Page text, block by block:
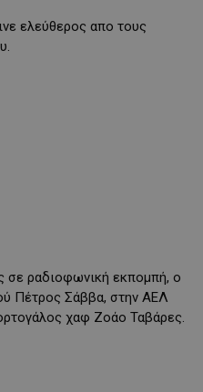
ελεύθερος απο τους
σε ραδιοφωνική εκπομπή, ο
Πέτρος Σάββα, στην ΑΕΛ
χαφ Ζοάο Ταβάρες.